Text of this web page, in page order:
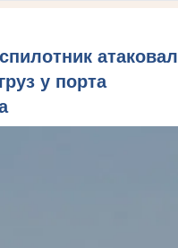
атаковал
у порта